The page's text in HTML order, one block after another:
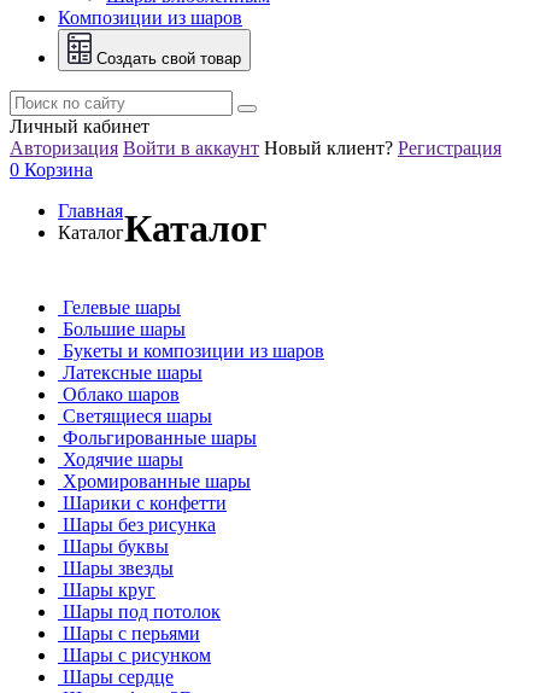
Композиции из шаров
Создать свой товар
Личный кабинет
Авторизация Войти в аккаунт Новый клиент? Регистрация
0 Корзина
Главная
КаталогКаталог
Гелевые шары
Большие шары
Букеты и композиции из шаров
Латексные шары
Облако шаров
Светящиеся шары
Фольгированные шары
Ходячие шары
Хромированные шары
Шарики с конфетти
Шары без рисунка
Шары буквы
Шары звезды
Шары круг
Шары под потолок
Шары с перьями
Шары с рисунком
Шары сердце